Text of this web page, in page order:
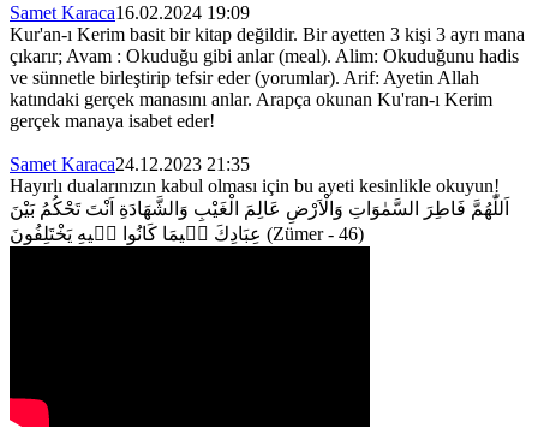
Samet Karaca16.02.2024 19:09
Kur'an-ı Kerim basit bir kitap değildir. Bir ayetten 3 kişi 3 ayrı mana
çıkarır; Avam : Okuduğu gibi anlar (meal). Alim: Okuduğunu hadis
ve sünnetle birleştirip tefsir eder (yorumlar). Arif: Ayetin Allah
katındaki gerçek manasını anlar. Arapça okunan Ku'ran-ı Kerim
gerçek manaya isabet eder!
Samet Karaca24.12.2023 21:35
Hayırlı dualarınızın kabul olması için bu ayeti kesinlikle okuyun!
اَللّٰهُمَّ فَاطِرَ السَّمٰوَاتِ وَالْاَرْضِ عَالِمَ الْغَيْبِ وَالشَّهَادَةِ اَنْتَ تَحْكُمُ بَيْنَ
(Zümer - 46)